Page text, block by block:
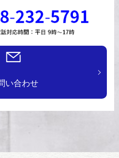
い合わせ